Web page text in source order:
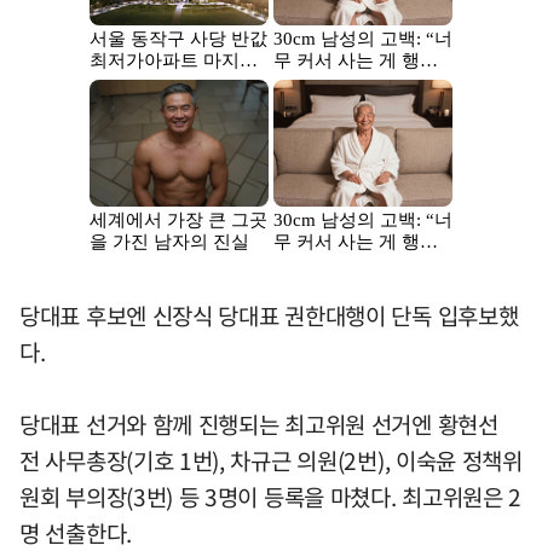
당대표 후보엔 신장식 당대표 권한대행이 단독 입후보했
다.
당대표 선거와 함께 진행되는 최고위원 선거엔 황현선
전 사무총장(기호 1번), 차규근 의원(2번), 이숙윤 정책위
원회 부의장(3번) 등 3명이 등록을 마쳤다. 최고위원은 2
명 선출한다.